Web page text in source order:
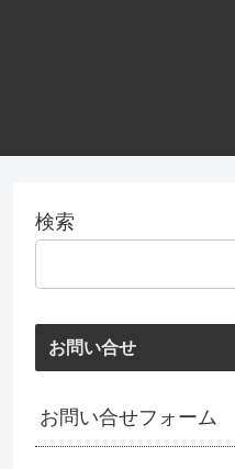
検索
お問い合せ
お問い合せフォーム